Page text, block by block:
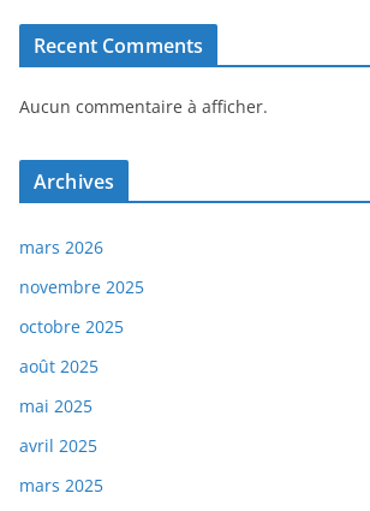
Recent Comments
Aucun commentaire à afficher.
Archives
mars 2026
novembre 2025
octobre 2025
août 2025
mai 2025
avril 2025
mars 2025